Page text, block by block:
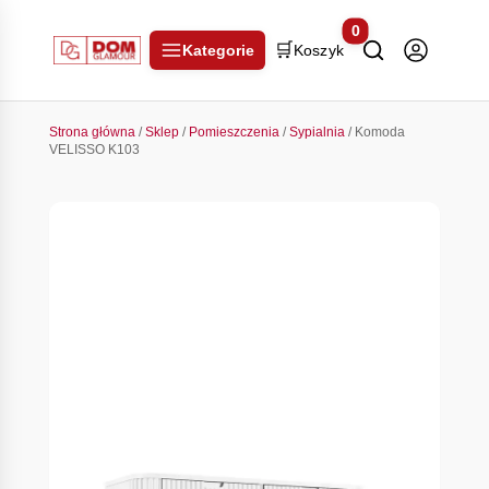
Kategorie 🛒 Koszyk
0
Strona główna/Sklep/ Pomieszczenia/Sypialnia/ Komoda
VELISSO K103